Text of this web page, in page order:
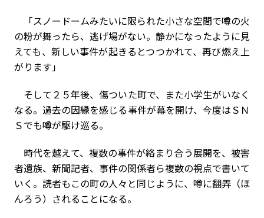
「スノードームみたいに限られた小さな空間で噂の火
の粉が舞ったら、逃げ場がない。静かになったように見
えても、新しい事件が起きるとつつかれて、再び燃え上
がります」
そして２５年後、傷ついた町で、また小学生がいなく
なる。過去の因縁を感じる事件が幕を開け、今度はＳＮ
Ｓでも噂が駆け巡る。
時代を越えて、複数の事件が絡まり合う展開を、被害
者遺族、新聞記者、事件の関係者ら複数の視点で書いて
いく。読者もこの町の人々と同じように、噂に翻弄（ほ
んろう）されることになる。